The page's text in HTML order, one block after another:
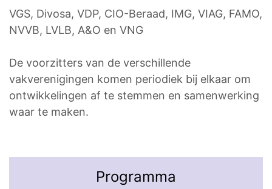
VGS, Divosa, VDP, CIO-Beraad, IMG, VIAG, FAMO,
NVVB, LVLB, A&O en VNG
De voorzitters van de verschillende
vakverenigingen komen periodiek bij elkaar om
ontwikkelingen af te stemmen en samenwerking
waar te maken.
Programma